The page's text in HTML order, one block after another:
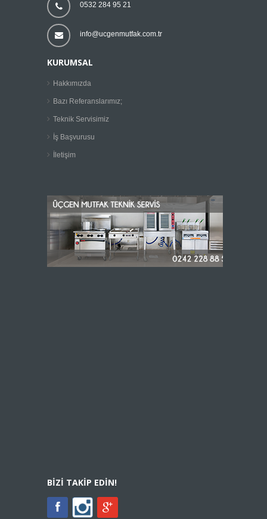
0532 284 95 21
info@ucgenmutfak.com.tr
KURUMSAL
Hakkımızda
Bazı Referanslarımız;
Teknik Servisimiz
İş Başvurusu
İletişim
BIZI TAKIP EDIN!